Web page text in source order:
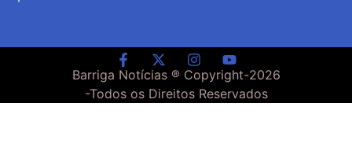
Barriga Notícias ® Copyright-2026
-Todos os Direitos Reservados